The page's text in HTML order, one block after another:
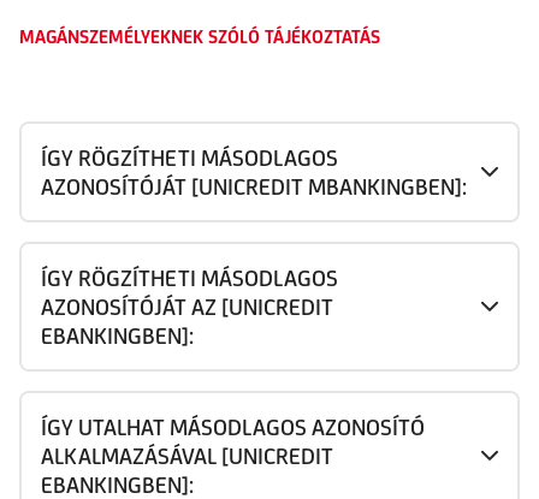
MAGÁNSZEMÉLYEKNEK SZÓLÓ TÁJÉKOZTATÁS
ÍGY RÖGZÍTHETI MÁSODLAGOS
AZONOSÍTÓJÁT [UNICREDIT MBANKINGBEN]:
ÍGY RÖGZÍTHETI MÁSODLAGOS
AZONOSÍTÓJÁT AZ [UNICREDIT
EBANKINGBEN]:
ÍGY UTALHAT MÁSODLAGOS AZONOSÍTÓ
ALKALMAZÁSÁVAL [UNICREDIT
EBANKINGBEN]: